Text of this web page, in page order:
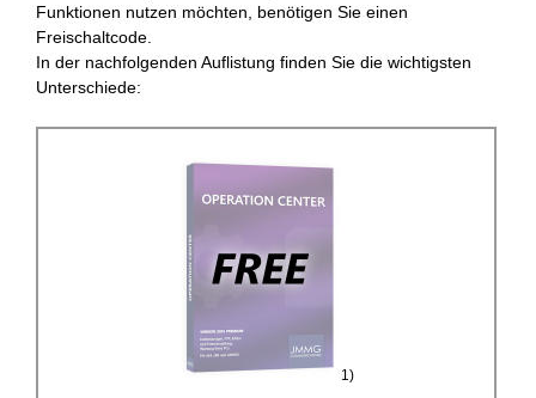
Funktionen nutzen möchten, benötigen Sie einen
Freischaltcode.
In der nachfolgenden Auflistung finden Sie die wichtigsten
Unterschiede:
1)